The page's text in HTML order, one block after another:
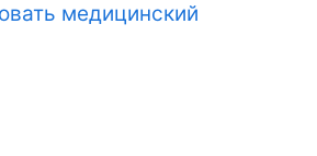
медицинский